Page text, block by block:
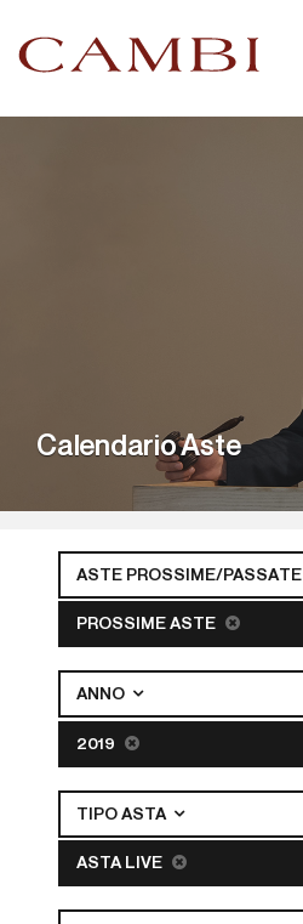
Calendario Aste
ASTE PROSSIME/PASSATE
PROSSIME ASTE
ANNO
2019
TIPO ASTA
ASTA LIVE